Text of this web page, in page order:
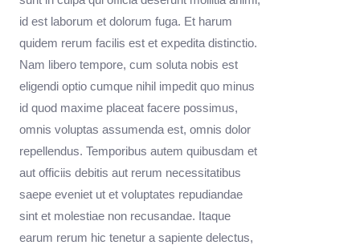
id est laborum et dolorum fuga. Et harum
quidem rerum facilis est et expedita distinctio.
Nam libero tempore, cum soluta nobis est
eligendi optio cumque nihil impedit quo minus
id quod maxime placeat facere possimus,
omnis voluptas assumenda est, omnis dolor
repellendus. Temporibus autem quibusdam et
aut officiis debitis aut rerum necessitatibus
saepe eveniet ut et voluptates repudiandae
sint et molestiae non recusandae. Itaque
earum rerum hic tenetur a sapiente delectus,